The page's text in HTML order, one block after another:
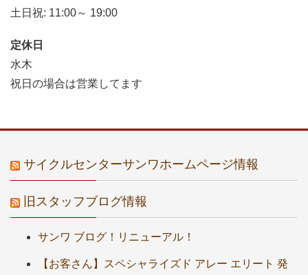
土日祝: 11:00～ 19:00
定休日
水木
祝日の場合は営業してます
サイクルセンターサンワホームページ情報
旧スタッフブログ情報
サンワ ブログ！リニューアル！
【お客さん】スペシャライズド アレー エリート 発